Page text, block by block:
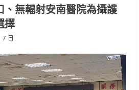
、無輻射安南醫院為攝護
擇
7 日